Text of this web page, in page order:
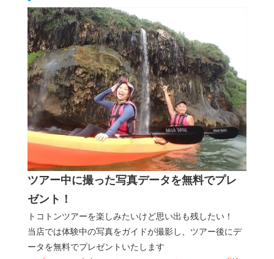
す。
は、レギンスや長袖のラッシュガードを着用い
ただくと一層安全です。
全と判断できる場合、雨の日でも開催します。
シトシト雨程度であれば問題なく催行可能で
す。ツアーが中止となった場合は、日程変更や
代案をご提案いたします。
ツアー中に撮った写真データを無料でプレ
ゼント！
トコトンツアーを楽しみたいけど思い出も残したい！
当店では体験中の写真をガイドが撮影し、ツアー後にデ
ータを無料でプレゼントいたします